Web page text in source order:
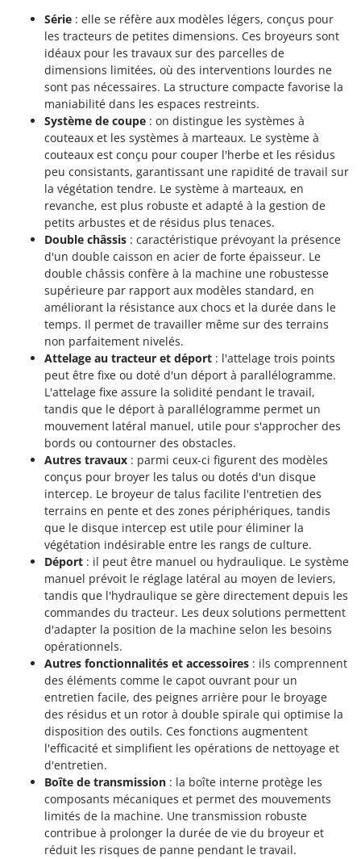
Série : elle se réfère aux modèles légers, conçus pour
les tracteurs de petites dimensions. Ces broyeurs sont
idéaux pour les travaux sur des parcelles de
dimensions limitées, où des interventions lourdes ne
sont pas nécessaires. La structure compacte favorise la
maniabilité dans les espaces restreints.
Système de coupe : on distingue les systèmes à
couteaux et les systèmes à marteaux. Le système à
couteaux est conçu pour couper l'herbe et les résidus
peu consistants, garantissant une rapidité de travail sur
la végétation tendre. Le système à marteaux, en
revanche, est plus robuste et adapté à la gestion de
petits arbustes et de résidus plus tenaces.
Double châssis : caractéristique prévoyant la présence
d'un double caisson en acier de forte épaisseur. Le
double châssis confère à la machine une robustesse
supérieure par rapport aux modèles standard, en
améliorant la résistance aux chocs et la durée dans le
temps. Il permet de travailler même sur des terrains
non parfaitement nivelés.
Attelage au tracteur et déport : l'attelage trois points
peut être fixe ou doté d'un déport à parallélogramme.
L'attelage fixe assure la solidité pendant le travail,
tandis que le déport à parallélogramme permet un
mouvement latéral manuel, utile pour s'approcher des
bords ou contourner des obstacles.
Autres travaux : parmi ceux-ci figurent des modèles
conçus pour broyer les talus ou dotés d'un disque
intercep. Le broyeur de talus facilite l'entretien des
terrains en pente et des zones périphériques, tandis
que le disque intercep est utile pour éliminer la
végétation indésirable entre les rangs de culture.
Déport : il peut être manuel ou hydraulique. Le système
manuel prévoit le réglage latéral au moyen de leviers,
tandis que l'hydraulique se gère directement depuis les
commandes du tracteur. Les deux solutions permettent
d'adapter la position de la machine selon les besoins
opérationnels.
Autres fonctionnalités et accessoires : ils comprennent
des éléments comme le capot ouvrant pour un
entretien facile, des peignes arrière pour le broyage
des résidus et un rotor à double spirale qui optimise la
disposition des outils. Ces fonctions augmentent
l'efficacité et simplifient les opérations de nettoyage et
d'entretien.
Boîte de transmission : la boîte interne protège les
composants mécaniques et permet des mouvements
limités de la machine. Une transmission robuste
contribue à prolonger la durée de vie du broyeur et
réduit les risques de panne pendant le travail.